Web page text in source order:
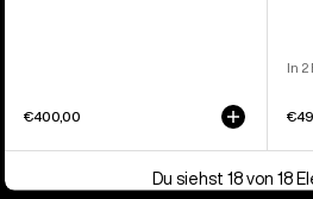
€400,00
In
Du siehst 18 von 18